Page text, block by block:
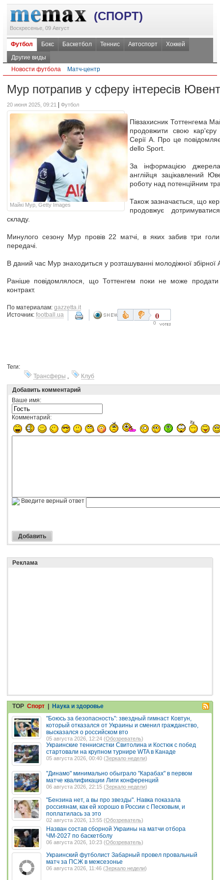
(СПОРТ)
Воскресенье, 09 Август
Футбол Бокс Баскетбол Теннис Автоспорт
Хоккей
Другие виды
Новости футбола
Матч-центр
Мур потрапив у сферу інтересів
20 июня 2025, 09:21 Футбол
Майкі Мур, Getty Images
Півзахисник Тоттенгема
продовжити свою кар'єру
Серії А. Про це
dello Sport.
За інформацією
англійця зацікавлений
роботу над потенційним
Також зазначається, що
продовжує
складу.
Минулого сезону Мур провів 22 матчі, в яких забив три голи
передачі.
В даний час Мур знаходиться у розташуванні молодіжної збірної
Раніше повідомлялося, що Тоттенгем поки не може
контракт.
По материалам: gazzetta.it
Источник: football.ua 0
0
Теги:
Трансферы
Клуб
Добавить комментарий
Ваше имя:
Комментарий:
Введите верный ответ
Реклама
TOP Спорт | Наука и здоровье
"Боюсь за безопасность": звездный гимнаст Ковтун,
который отказался от Украины и сменил гражданство,
высказался о российском вто
05 августа 2026, 12:24 (Обозреватель)
Украинские теннисистки Свитолина и Костюк с побед
стартовали на крупном турнире WTA в Канаде
05 августа 2026, 00:40 (Зеркало недели)
"Динамо" минимально обыграло "Карабах" в первом
матче квалификации Лиги конференций
06 августа 2026, 22:15 (Зеркало недели)
"Бензина нет, а вы про звезды". Навка показала
россиянам, как ей хорошо в России с Песковым, и
поплатилась за это
02 августа 2026, 13:55 (Обозреватель)
Назван состав сборной Украины на матчи отбора
ЧМ-2027 по баскетболу
06 августа 2026, 10:23 (Обозреватель)
Украинский футболист Забарный провел провальный
матч за ПСЖ в межсезонье
06 августа 2026, 11:46 (Зеркало недели)